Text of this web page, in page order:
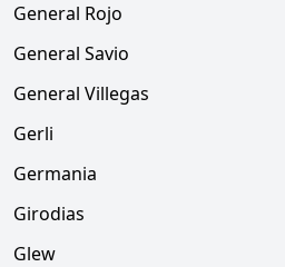
General Rojo
General Savio
General Villegas
Gerli
Germania
Girodias
Glew